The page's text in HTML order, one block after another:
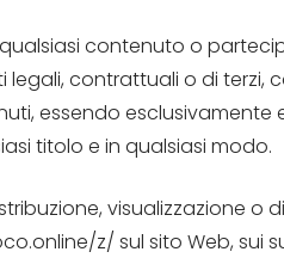
contenuto o
legali, contrattuali o di terzi,
essendo
titolo e in qualsiasi modo.
visualizzazione o
z/ sul sito Web, sui